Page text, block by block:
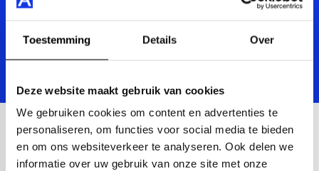
Toestemming Details Over
Deze website maakt gebruik van cookies
We gebruiken cookies om content en advertenties te
personaliseren, om functies voor social media te bieden
en om ons websiteverkeer te analyseren. Ook delen we
informatie over uw gebruik van onze site met onze
Audi A3
Sportback 40 TFSIe Advanced